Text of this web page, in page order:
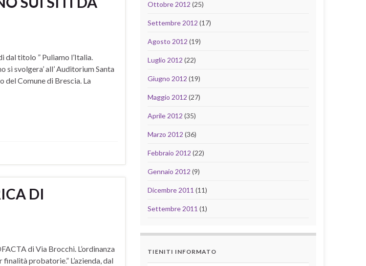
dal titolo ” Puliamo l’Italia.
si svolgera’ all’ Auditorium Santa
del Comune di Brescia. La
DI
di Via Brocchi. L’ordinanza
probatorie.” L’azienda, dal
Ottobre 2012 (25)
Settembre 2012 (17)
Agosto 2012 (19)
Luglio 2012 (22)
Giugno 2012 (19)
Maggio 2012 (27)
Aprile 2012 (35)
Marzo 2012 (36)
Febbraio 2012 (22)
Gennaio 2012 (9)
Dicembre 2011 (11)
Settembre 2011 (1)
TIENITI INFORMATO